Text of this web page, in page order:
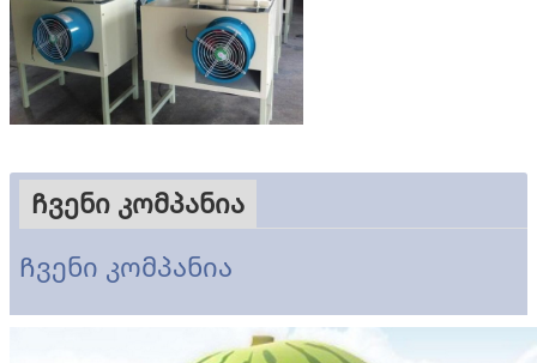
Ჩვენი კომპანია
Ჩვენი კომპანია